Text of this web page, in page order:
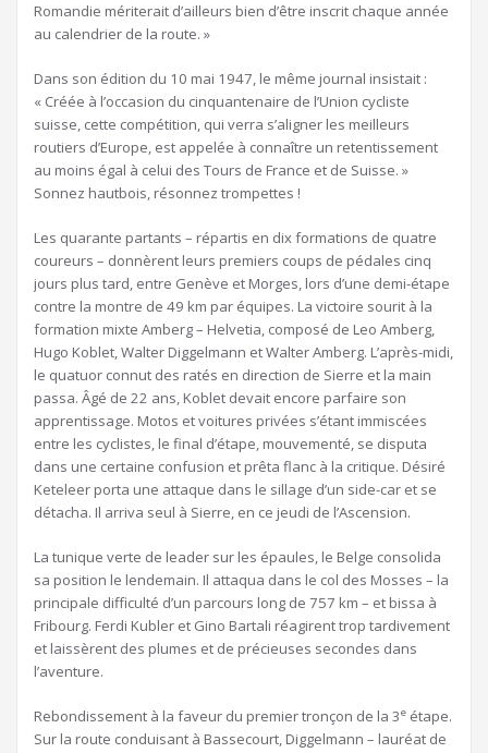
Romandie mériterait d’ailleurs bien d’être inscrit chaque année
au calendrier de la route. »
Dans son édition du 10 mai 1947, le même journal insistait :
« Créée à l’occasion du cinquantenaire de l’Union cycliste
suisse, cette compétition, qui verra s’aligner les meilleurs
routiers d’Europe, est appelée à connaître un retentissement
au moins égal à celui des Tours de France et de Suisse. »
Sonnez hautbois, résonnez trompettes !
Les quarante partants – répartis en dix formations de quatre
coureurs – donnèrent leurs premiers coups de pédales cinq
jours plus tard, entre Genève et Morges, lors d’une demi-étape
contre la montre de 49 km par équipes. La victoire sourit à la
formation mixte Amberg – Helvetia, composé de Leo Amberg,
Hugo Koblet, Walter Diggelmann et Walter Amberg. L’après-midi,
le quatuor connut des ratés en direction de Sierre et la main
passa. Âgé de 22 ans, Koblet devait encore parfaire son
apprentissage. Motos et voitures privées s’étant immiscées
entre les cyclistes, le final d’étape, mouvementé, se disputa
dans une certaine confusion et prêta flanc à la critique. Désiré
Keteleer porta une attaque dans le sillage d’un side-car et se
détacha. Il arriva seul à Sierre, en ce jeudi de l’Ascension.
La tunique verte de leader sur les épaules, le Belge consolida
sa position le lendemain. Il attaqua dans le col des Mosses – la
principale difficulté d’un parcours long de 757 km – et bissa à
Fribourg. Ferdi Kubler et Gino Bartali réagirent trop tardivement
et laissèrent des plumes et de précieuses secondes dans
l’aventure.
Rebondissement à la faveur du premier tronçon de la 3e étape.
Sur la route conduisant à Bassecourt, Diggelmann – lauréat de